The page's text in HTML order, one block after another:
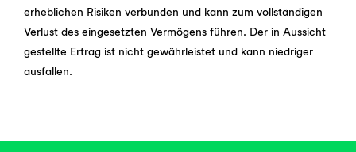
erheblichen Risiken verbunden und kann zum vollständigen
Verlust des eingesetzten Vermögens führen. Der in Aussicht
gestellte Ertrag ist nicht gewährleistet und kann niedriger
ausfallen.